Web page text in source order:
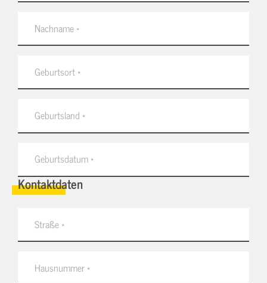
Kontaktdaten